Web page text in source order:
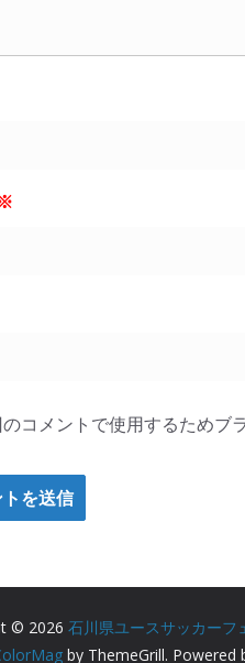
コメントで使用するためブ
© 2026 石川県ユースサッカーフ
by ThemeGrill. Powered